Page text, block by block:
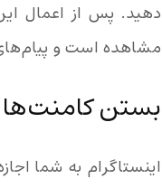
دهید. پس از اعمال
مشاهده است و
بستن کامنت‌ها
اینستاگرام به شما